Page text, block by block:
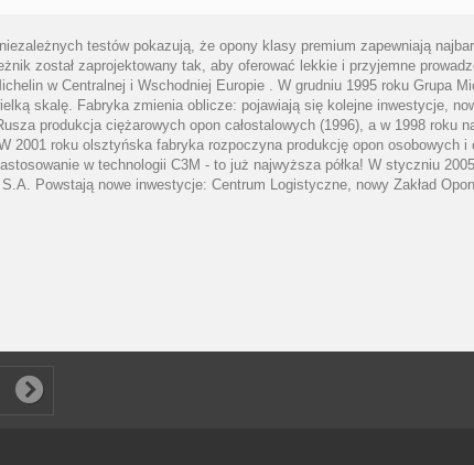
testów pokazują, że opony klasy premium zapewniają
został zaprojektowany tak, aby oferować lekkie i przyjemne
w Centralnej i Wschodniej Europie . W grudniu 1995 roku Grupa
skalę. Fabryka zmienia oblicze: pojawiają się kolejne inwestycje,
produkcja ciężarowych opon całostalowych (1996), a w 1998 roku
2001 roku olsztyńska fabryka rozpoczyna produkcję opon osobowych
w technologii C3M - to już najwyższa półka! W styczniu
Powstają nowe inwestycje: Centrum Logistyczne, nowy Zakład